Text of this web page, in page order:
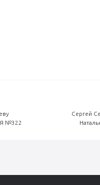
№322
Сергей